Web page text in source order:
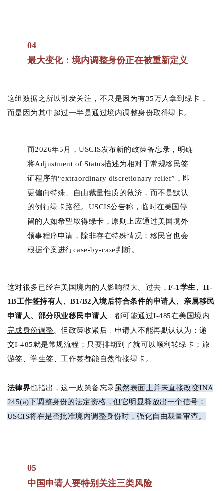
04
最大变化：境内调整身份正在被重新定义
这组数据之所以引发关注，不只是因为有35万人拿到绿卡，
而是因为其中超过一半是通过境内调整身份取得绿卡。
而2026年5月，USCIS发布新的政策备忘录，明确
将Adjustment of Status描述为相对于常规移民签
证程序的“extraordinary discretionary relief”，即
更偏向特殊、自由裁量性质的救济，而不是默认
的例行绿卡路径。USCIS公告称，临时在美国停
留的人如希望取得绿卡，原则上应通过美国境外
领事程序申请，除非存在特殊情况；移民官也会
根据个案进行case-by-case判断。
这对很多已经在美国境内的人影响很大。 过去，F-1学生、H-
1B工作签持有人、B1/B2入境后符合条件的申请人、亲属移民
申请人、部分职业移民申请人 ，都可能通过I-485在美国境内
完成身份调整。但政策收紧后，申请人不能再默认认为：递
交I-485就是常规流程；只要排期到了就可以顺利转绿卡；旅
游签、学生签、工作签都能自然衔接绿卡。
法律界也指出，这一政策备忘录虽然表面上并未直接改变INA
245(a)下调整身份的法定资格，但它明显释放出一个信号：
USCIS将在是否批准境内调整身份时，强化自由裁量审查。
05
中国申请人要特别关注三类风险